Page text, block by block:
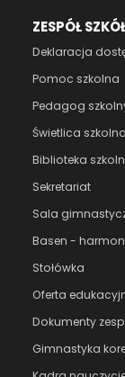
ZESPÓŁ
Deklaracja
Pomoc szkolna
Pedagog
Świetlica szkolna
Biblioteka
Sekretariat
Sala
Basen -
Stołówka
Oferta
Dokumenty
Gimnastyka